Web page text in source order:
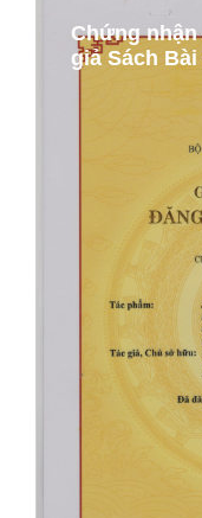
Chứng
giả Sách